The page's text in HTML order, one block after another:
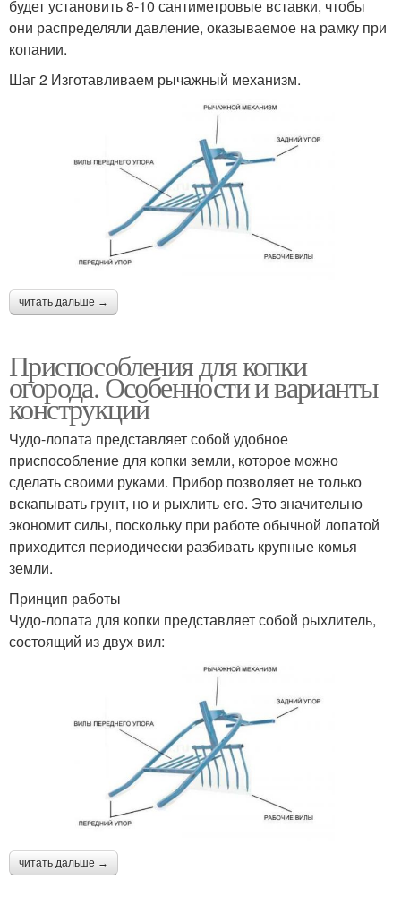
будет установить 8-10 сантиметровые вставки, чтобы
они распределяли давление, оказываемое на рамку при
копании.
Шаг 2 Изготавливаем рычажный механизм.
читать дальше →
Приспособления для копки
огорода. Особенности и варианты
конструкций
Чудо-лопата представляет собой удобное
приспособление для копки земли, которое можно
сделать своими руками. Прибор позволяет не только
вскапывать грунт, но и рыхлить его. Это значительно
экономит силы, поскольку при работе обычной лопатой
приходится периодически разбивать крупные комья
земли.
Принцип работы
Чудо-лопата для копки представляет собой рыхлитель,
состоящий из двух вил:
читать дальше →